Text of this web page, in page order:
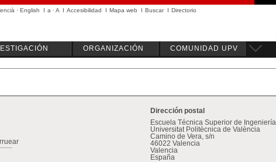
· English I a ·A I Accesibilidad I Mapa web I Buscar I Directorio
ORGANIZACIÓN COMUNIDAD UPV
Dirección postal
Escuela Técnica Superior de
Universitat Politècnica de València
Camino de Vera, s/n
46022 Valencia
Valencia
España